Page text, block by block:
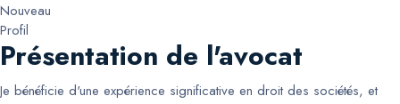
Nouveau
Profil
Présentation de l'avocat
Je bénéficie d'une expérience significative en droit des sociétés, et